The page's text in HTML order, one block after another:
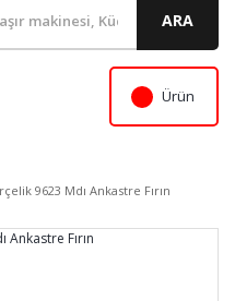
ARA
Ürün
9623 Mdı Ankastre Fırın